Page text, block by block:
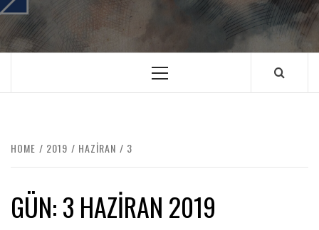
HOME 2019 HAZIRAN 3
GÜN:3 HAZIRAN 2019